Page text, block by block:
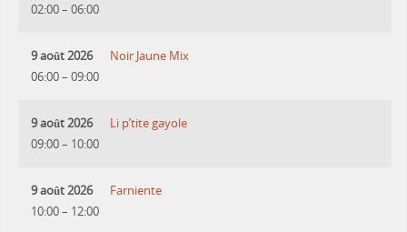
02:00– 06:00
9 août 2026
06:00– 09:00
Noir Jaune Mix
9 août 2026
09:00– 10:00
Li p’tite gayole
9 août 2026
10:00– 12:00
Farniente